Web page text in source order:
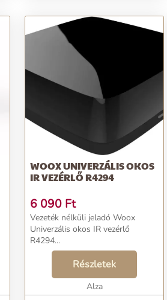
WOOX UNIVERZÁLIS OKOS
IR VEZÉRLŐ R4294
6 090 Ft
Vezeték nélküli jeladó Woox
Univerzális okos IR vezérlő
R4294...
Részletek
Alza